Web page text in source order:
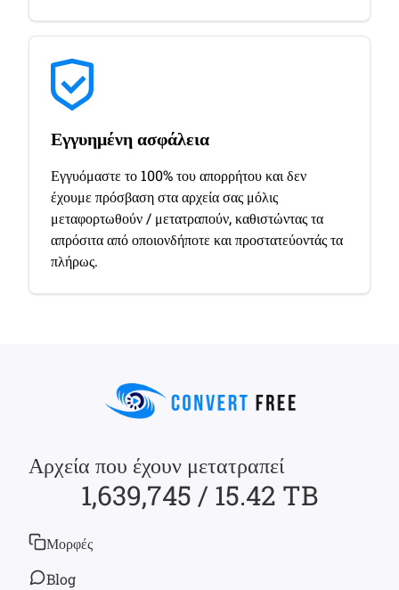
Εγγυημένη ασφάλεια
Εγγυόμαστε το 100% του απορρήτου και δεν
έχουμε πρόσβαση στα αρχεία σας μόλις
μεταφορτωθούν / μετατραπούν, καθιστώντας τα
απρόσιτα από οποιονδήποτε και προστατεύοντάς τα
πλήρως.
Αρχεία που έχουν μετατραπεί
1,639,745 / 15.42 TB
Μορφές
Blog